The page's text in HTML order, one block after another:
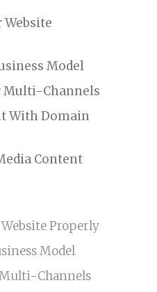
Model
Multi-Channels
With Domain
Content
Properly
Model
Channels